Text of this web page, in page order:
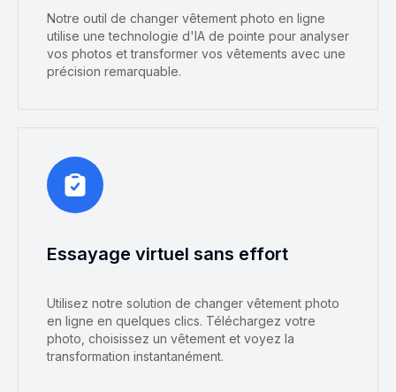
Notre outil de changer vêtement photo en ligne
utilise une technologie d'IA de pointe pour analyser
vos photos et transformer vos vêtements avec une
précision remarquable.
Essayage virtuel sans effort
Utilisez notre solution de changer vêtement photo
en ligne en quelques clics. Téléchargez votre
photo, choisissez un vêtement et voyez la
transformation instantanément.